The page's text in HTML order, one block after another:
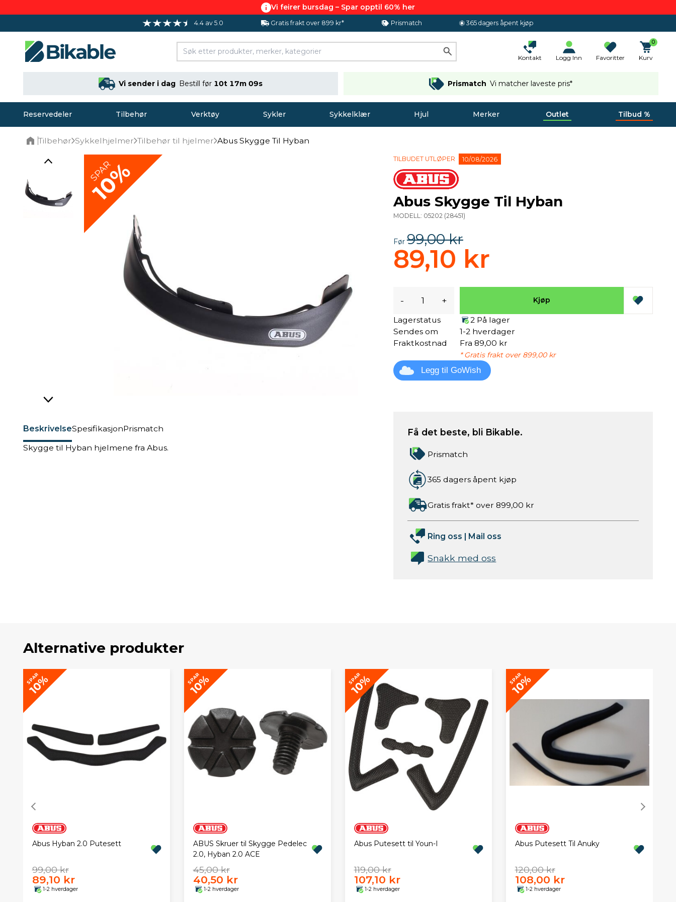
Vi feirer bursdag – Spar opptil 60% her
4.4 av 5.0 Gratis frakt over 899 kr* Prismatch 365 dagers åpent kjøp
Kontakt Logg Inn Favoritter
0
Kurv
Vi sender i dag Bestill før 10t 17m 08s Prismatch Vi matcher laveste pris*
Reservedeler Tilbehør Verktøy Sykler Sykkelklær Hjul Merker Outlet Tilbud %
Tilbehør Sykkelhjelmer Tilbehør til hjelmer Abus Skygge Til Hyban
SPAR
10%
BeskrivelseSpesifikasjonPrismatch
Skygge til Hyban hjelmene fra Abus.
TILBUDET UTLØPER 10/08/2026
Abus Skygge Til Hyban
MODELL: 05202 (28451)
Før 99,00 kr
89,10 kr
- + Kjøp
Lagerstatus
2 På lager
Sendes om
1-2 hverdager
Fraktkostnad
Fra 89,00 kr
* Gratis frakt over 899,00 kr
Legg til GoWish
Få det beste, bli Bikable.
Prismatch
365 dagers åpent kjøp
Gratis frakt* over 899,00 kr
Ring oss | Mail oss
Snakk med oss
Alternative produkter
SPAR
10%
Abus Hyban 2.0 Putesett
99,00 kr
89,10 kr
1-2 hverdager
SPAR
10%
ABUS Skruer til Skygge Pedelec
2.0, Hyban 2.0 ACE
45,00 kr
40,50 kr
1-2 hverdager
SPAR
10%
Abus Putesett til Youn-I
119,00 kr
107,10 kr
1-2 hverdager
SPAR
10%
Abus Putesett Til Anuky
120,00 kr
108,00 kr
1-2 hverdager